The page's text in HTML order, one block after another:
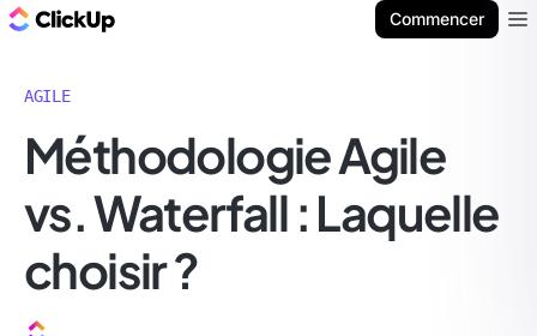
Commencer
AGILE
Méthodologie Agile
vs. Waterfall : Laquelle
choisir ?